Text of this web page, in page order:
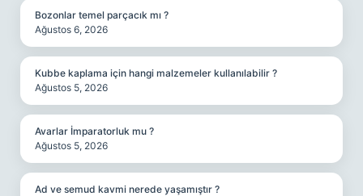
Bozonlar temel parçacık mı ?
Ağustos 6, 2026
Kubbe kaplama için hangi malzemeler kullanılabilir ?
Ağustos 5, 2026
Avarlar İmparatorluk mu ?
Ağustos 5, 2026
Ad ve semud kavmi nerede yaşamıştır ?